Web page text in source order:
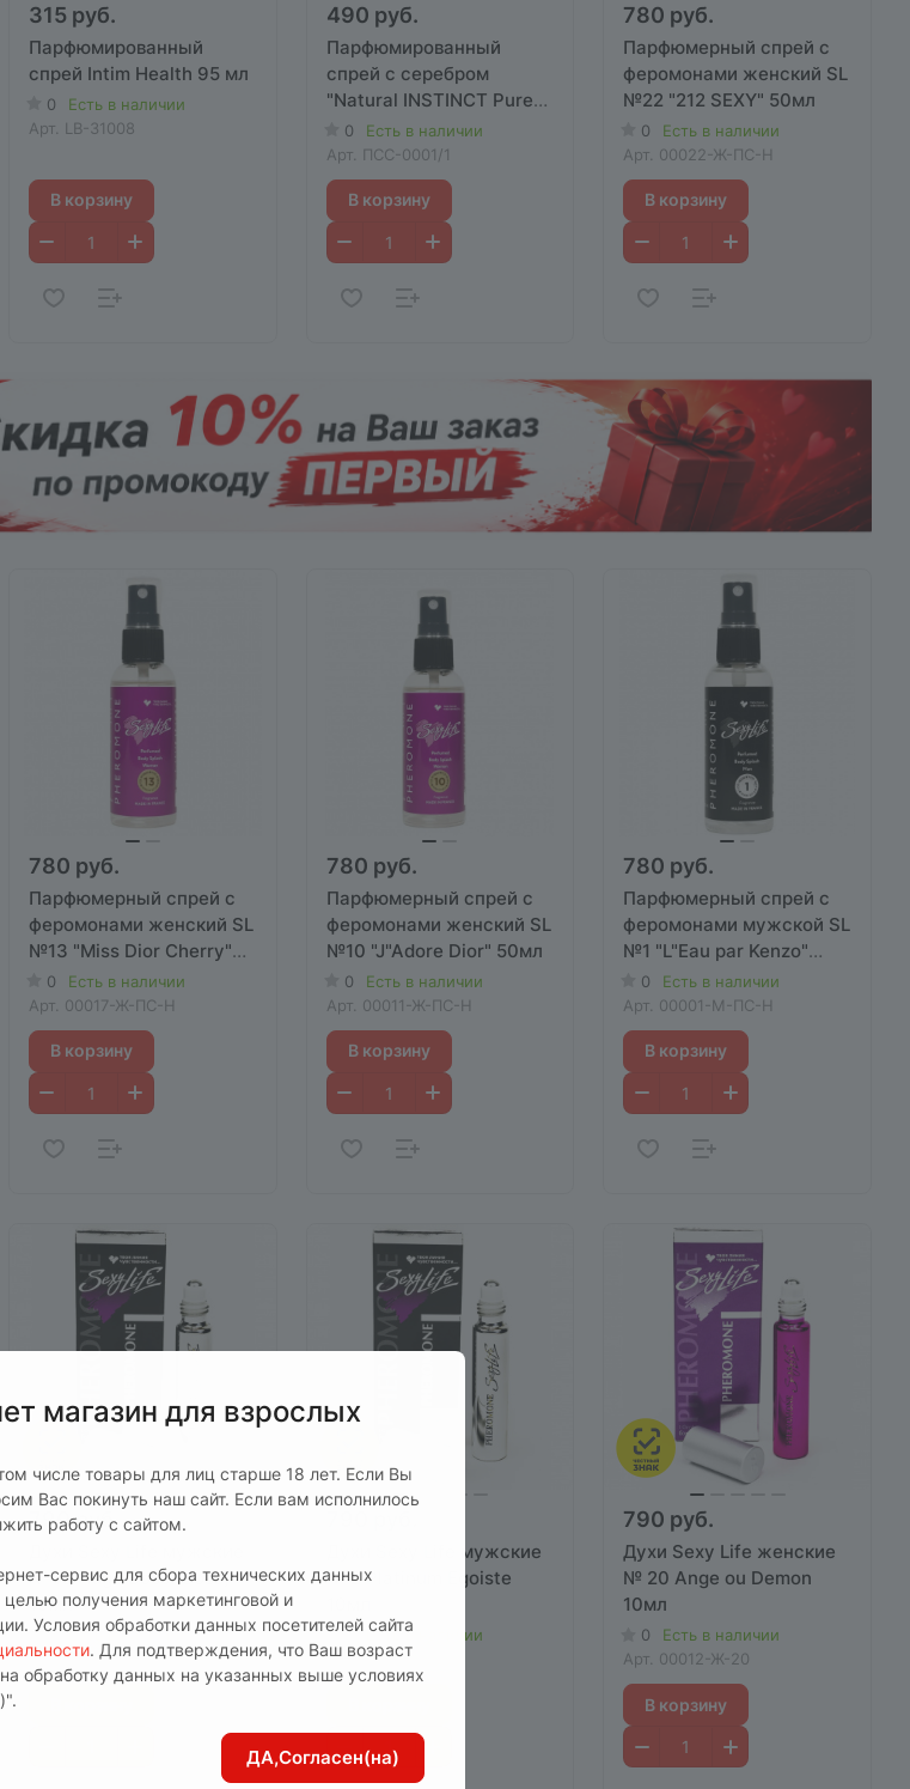
315 руб.
Парфюмированный
спрей Intim Health 95 мл
0
Есть в наличии
Арт. LB-31008
В корзину
490 руб.
Парфюмированный
спрей с серебром
"Natural INSTINCT Pure
Crystal" женский, 50 мл.
0
Есть в наличии
Арт. ПСС-0001/1
В корзину
780 руб.
Парфюмерный спрей с
феромонами женский SL
№22 "212 SEXY" 50мл
0
Есть в наличии
Арт. 00022-Ж-ПС-Н
В корзину
780 руб.
Парфюмерный спрей с
феромонами женский SL
№13 "Miss Dior Cherry"
50мл
0
Есть в наличии
Арт. 00017-Ж-ПС-Н
В корзину
780 руб.
Парфюмерный спрей с
феромонами женский SL
№10 "J"Adore Dior" 50мл
0
Есть в наличии
Арт. 00011-Ж-ПС-Н
В корзину
780 руб.
Парфюмерный спрей с
феромонами мужской SL
№1 "L"Eau par Kenzo"
50мл
0
Есть в наличии
Арт. 00001-М-ПС-Н
В корзину
790 руб.
№ 13 Hugo Boss (Boss)
10мл
0
Есть в наличии
Арт.00004-М-13
Духи Sexy Life мужские
№ 2 Platinum Egoiste
0
Есть в наличии
Арт.00002-М-2
790 руб.
Духи Sexy Life женские
№ 20 Ange ou Demon
10мл
0
Есть в наличии
Арт. 00012-Ж-20
В корзину
магазин для взрослых
числе товары для лиц старше 18 лет. Если Вы
Вас покинуть наш сайт. Если вам исполнилось
работу с сайтом.
сервис для сбора технических данных
целью получения маркетинговой и
Условия обработки данных посетителей сайта
. Для подтверждения, что Ваш возраст
обработку данных на указанных выше условиях
ДА,Согласен(на)